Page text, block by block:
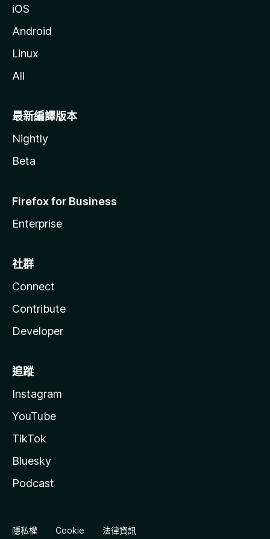
iOS
Android
Linux
All
最新編譯版本
Nightly
Beta
Firefox for Business
Enterprise
社群
Connect
Contribute
Developer
追蹤
Instagram
YouTube
TikTok
Bluesky
Podcast
隱私權 Cookie 法律資訊